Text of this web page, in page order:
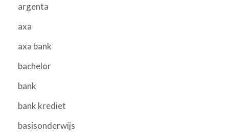
argenta
axa
axa bank
bachelor
bank
bank krediet
basisonderwijs